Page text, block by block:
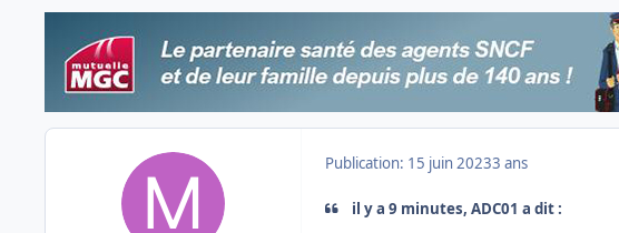
Publication: 15 juin 20233 ans
il y a 9 minutes, ADC01 a dit :